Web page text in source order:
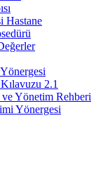
Hastane
2.1
Yönetim Rehberi
Yönergesi